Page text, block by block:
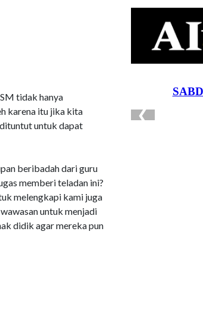
tidak hanya
karena itu jika kita
untuk dapat
beribadah dari guru
memberi teladan ini?
melengkapi kami juga
untuk menjadi
didik agar mereka pun